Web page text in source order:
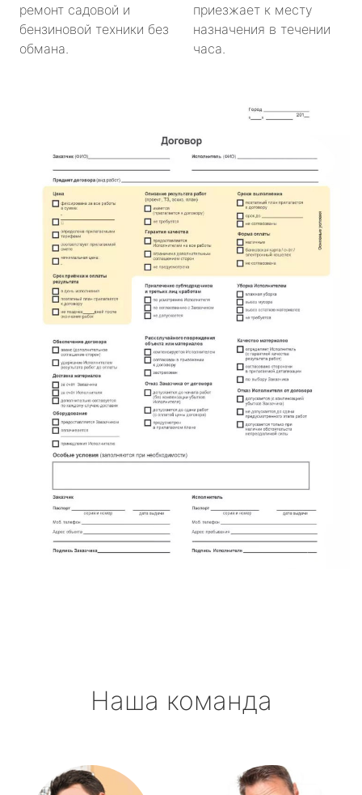
ремонт садовой и
бензиновой техники без
обмана.
приезжает к месту
назначения в течении
часа.
Наша команда